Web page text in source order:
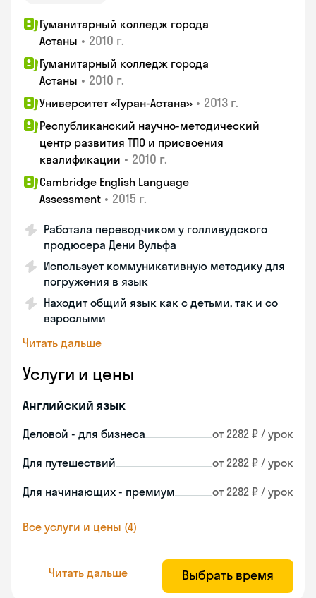
Гуманитарный колледж города
Астаны • 2010 г.
Гуманитарный колледж города
Астаны • 2010 г.
Университет «Туран-Астана» • 2013 г.
Республиканский научно-методический
центр развития ТПО и присвоения
квалификации • 2010 г.
Cambridge English Language
Assessment • 2015 г.
Работала переводчиком у голливудского
продюсера Дени Вульфа
Использует коммуникативную методику для
погружения в язык
Находит общий язык как с детьми, так и со
взрослыми
Читать дальше
Услуги и цены
Английский язык
Деловой - для бизнеса от 2282 ₽ / урок
Для путешествий от 2282 ₽ / урок
Для начинающих - премиум от 2282 ₽ / урок
Все услуги и цены (4)
Читать дальше Выбрать время